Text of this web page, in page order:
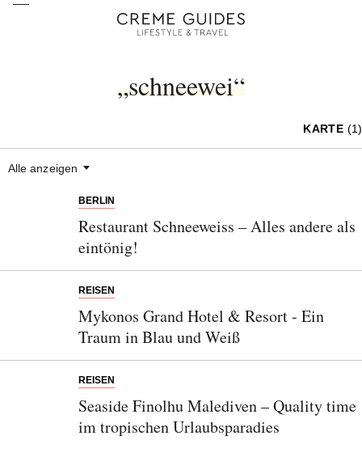
„schneewei“
Alle anzeigen
KARTE (1)
BERLIN
Restaurant Schneeweiss – Alles andere als
eintönig!
REISEN
Mykonos Grand Hotel & Resort - Ein
Traum in Blau und Weiß
REISEN
Seaside Finolhu Malediven – Quality time
im tropischen Urlaubsparadies